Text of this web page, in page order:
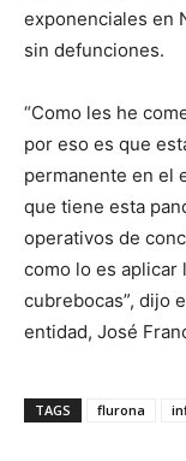
exponenciales en
sin defunciones.
“Como les he
por eso es que
permanente en el
que tiene esta
operativos de
como lo es aplicar
cubrebocas”, dijo
entidad, José
TAGS flurona